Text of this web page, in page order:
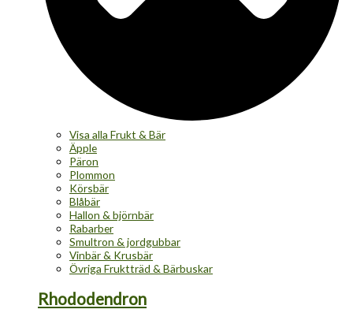
Visa alla Frukt & Bär
Äpple
Päron
Plommon
Körsbär
Blåbär
Hallon & björnbär
Rabarber
Smultron & jordgubbar
Vinbär & Krusbär
Övriga Fruktträd & Bärbuskar
Rhododendron